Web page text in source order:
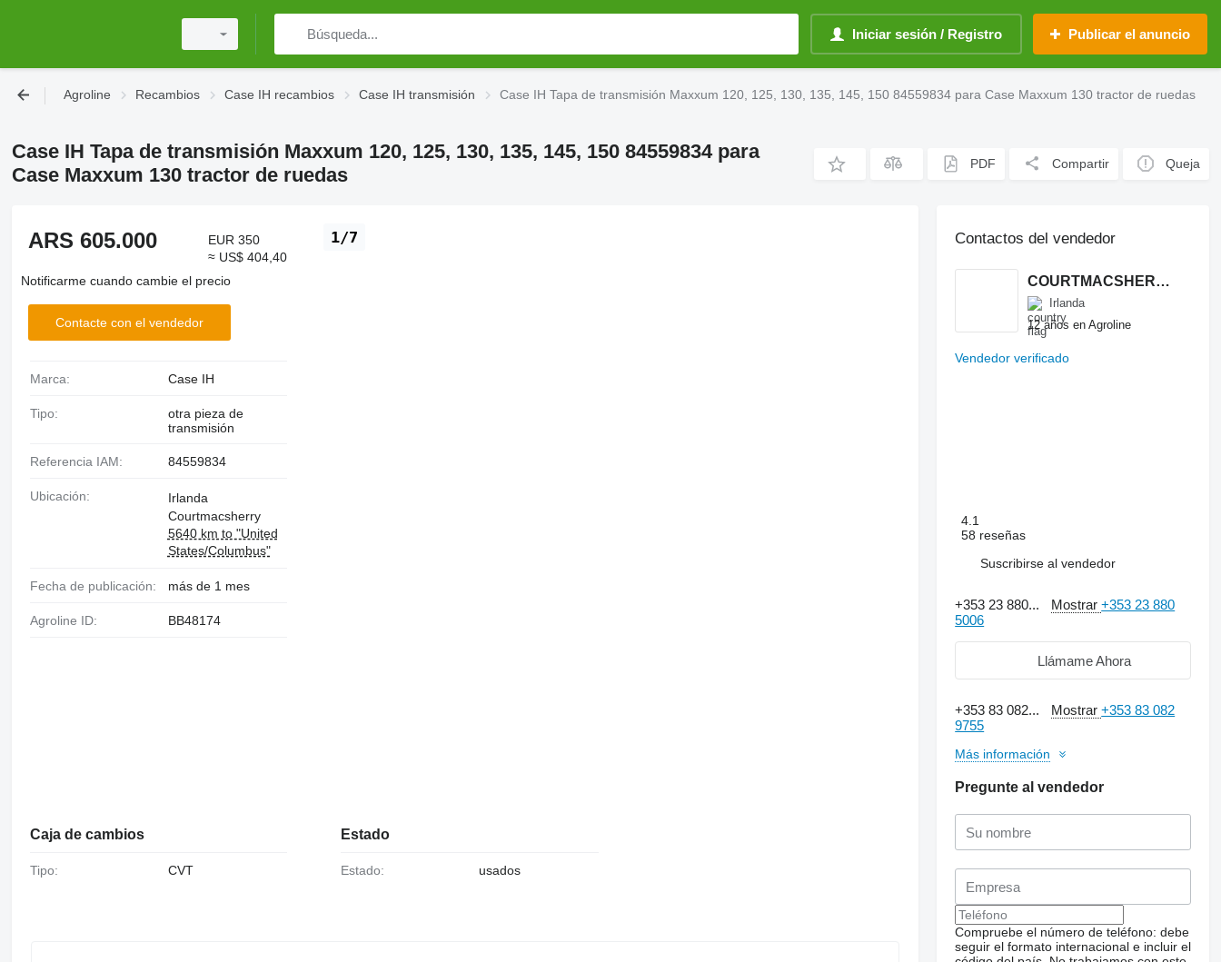
Iniciar sesión / Registro Publicar el anuncio
Agroline Recambios Case IH recambios Case IH transmisión Case IH Tapa de transmisión Maxxum 120, 125, 130, 135, 145, 150 84559834 para Case Maxxum 130 tractor de ruedas
Case IH Tapa de transmisión Maxxum 120, 125, 130, 135, 145, 150 84559834 para
Case Maxxum 130 tractor de ruedas
PDF Compartir Queja
1/7
ARS 605.000
EUR 350
≈ US$ 404,40
Notificarme cuando cambie el precio
Contacte con el vendedor
Marca: Case IH
Tipo:
otra pieza de
transmisión
Referencia IAM: 84559834
Ubicación:
Irlanda
Courtmacsherry
5640 km to "United
States/Columbus"
Fecha de publicación: más de 1 mes
Agroline ID: BB48174
Caja de cambios
Tipo: CVT
Estado
Estado: usados
Contactos del vendedor
COURTMACSHERRY MACHINERY LTD
Irlanda
12 años en Agroline
Vendedor verificado
4.1
58 reseñas
Suscribirse al vendedor
+353 23 880... Mostrar+353 23 880
5006
Llámame Ahora
+353 83 082... Mostrar+353 83 082
9755
Más información
Pregunte al vendedor
Compruebe el número de teléfono: debe
seguir el formato internacional e incluir el